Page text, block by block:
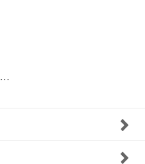
PZX1 PZX1DL高精密超声波管道测厚仪